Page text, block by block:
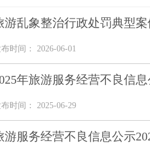
游乱象整治行政处罚典型案
时间： 2026-06-01
年旅游服务经营不良信息
时间： 2025-06-29
游服务经营不良信息公示